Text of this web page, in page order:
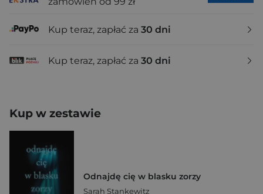
Kup teraz, zapłać za 30 dni
Kup teraz, zapłać za 30 dni
Kup w zestawie
Odnajdę cię w blasku zorzy
Sarah Stankewitz